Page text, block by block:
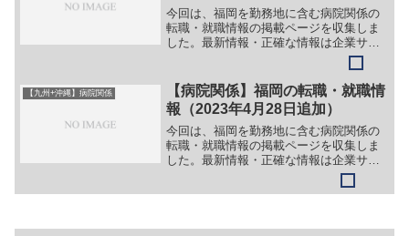
今回は、福岡を勤務地に含む病院関係の
転職・就職情報の掲載ページを収集しま
した。最新情報・正確な情報は企業サイ
トでご確認ください。①【会社名】社会
医療法人シマダ 嶋田病院【職務】［常
勤・正職員］＞＞（１）医師（整形外
科）＞＞（２）医師（救急科...
【九州+沖縄】病院関係
【病院関係】福岡の転職・就職情
報（2023年4月28日追加）
今回は、福岡を勤務地に含む病院関係の
転職・就職情報の掲載ページを収集しま
した。最新情報・正確な情報は企業サイ
トでご確認ください。①【会社名】社会
医療法人財団 池友会 新行橋病院【職